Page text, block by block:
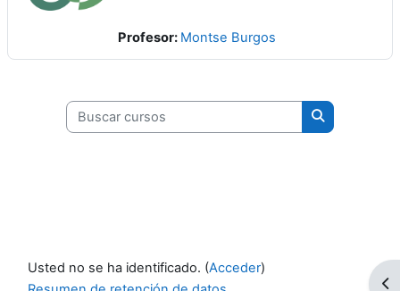
Profesor: Montse Burgos
Buscar cursos
Buscar
Usted no se ha identificado. (Acceder)